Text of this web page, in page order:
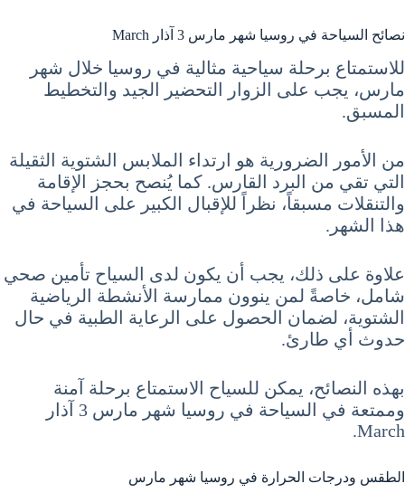
نصائح السياحة في روسيا شهر مارس 3 آذار March
للاستمتاع برحلة سياحية مثالية في روسيا خلال شهر
مارس، يجب على الزوار التحضير الجيد والتخطيط
المسبق.
من الأمور الضرورية هو ارتداء الملابس الشتوية الثقيلة
التي تقي من البرد القارس. كما يُنصح بحجز الإقامة
والتنقلات مسبقاً، نظراً للإقبال الكبير على السياحة في
هذا الشهر.
علاوة على ذلك، يجب أن يكون لدى السياح تأمين صحي
شامل، خاصةً لمن ينوون ممارسة الأنشطة الرياضية
الشتوية، لضمان الحصول على الرعاية الطبية في حال
حدوث أي طارئ.
بهذه النصائح، يمكن للسياح الاستمتاع برحلة آمنة
وممتعة في السياحة في روسيا شهر مارس 3 آذار
March.
الطقس ودرجات الحرارة في روسيا شهر مارس